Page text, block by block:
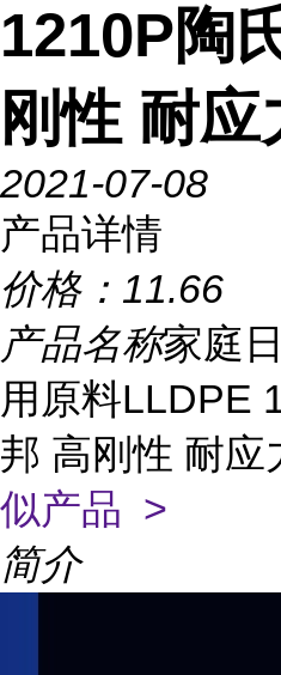
1210P陶
刚性 耐
2021-07-08
产品详情
价格： 11.66
产品名称家庭
用原料LLDPE
邦 高刚性 耐应
似产品 >
简介